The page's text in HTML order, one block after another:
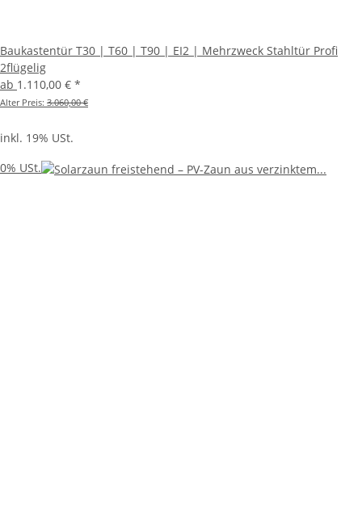
Baukastentür T30 | T60 | T90 | EI2 | Mehrzweck Stahltür Profi
2flügelig
ab 1.110,00 € *
Alter Preis: 3.060,00 €
inkl. 19% USt.
0% USt.